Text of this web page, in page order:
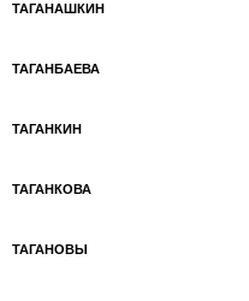
ТАГАНАШКИН
ТАГАНБАЕВА
ТАГАНКИН
ТАГАНКОВА
ТАГАНОВЫ